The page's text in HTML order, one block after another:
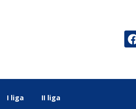
I liga II liga